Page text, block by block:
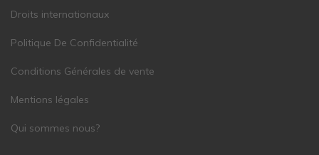
Droits internationaux
Politique De Confidentialité
Conditions Générales de vente
Mentions légales
Qui sommes nous?